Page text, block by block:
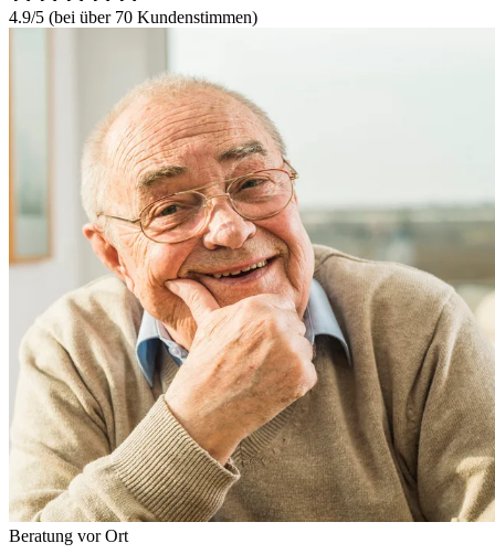
4.9/5 (bei über 70 Kundenstimmen)
Beratung vor Ort